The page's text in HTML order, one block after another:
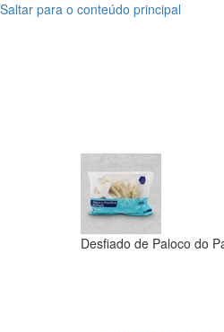
Saltar para o conteúdo principal
Pacífico
Pacífico
Desfiado de Paloco do